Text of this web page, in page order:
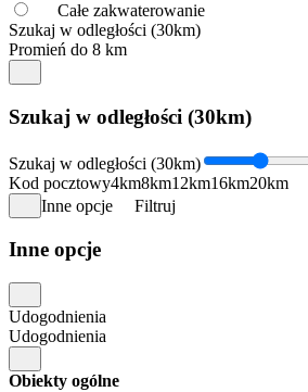
Całe zakwaterowanie
Szukaj w odległości (30km)
Promień do 8 km
Szukaj w odległości (30km)
Szukaj w odległości (30km)
Kod pocztowy4km8km12km16km20km
Inne opcje
Filtruj
Inne opcje
Udogodnienia
Udogodnienia
Obiekty ogólne